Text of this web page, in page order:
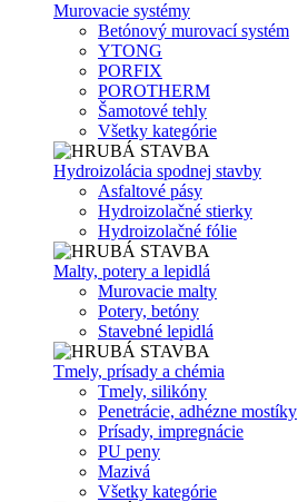
Murovacie systémy
Betónový murovací systém
YTONG
PORFIX
POROTHERM
Šamotové tehly
Všetky kategórie
Hydroizolácia spodnej stavby
Asfaltové pásy
Hydroizolačné stierky
Hydroizolačné fólie
Malty, potery a lepidlá
Murovacie malty
Potery, betóny
Stavebné lepidlá
Tmely, prísady a chémia
Tmely, silikóny
Penetrácie, adhézne mostíky
Prísady, impregnácie
PU peny
Mazivá
Všetky kategórie